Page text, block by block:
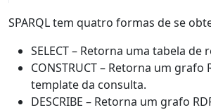
SPARQL tem quatro formas de se
SELECT – Retorna uma tabela de
CONSTRUCT – Retorna um grafo
template da consulta.
DESCRIBE – Retorna um grafo